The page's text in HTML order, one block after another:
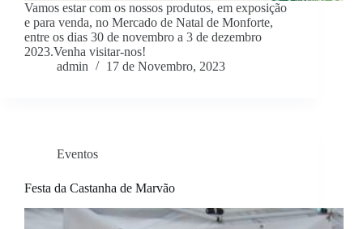
Vamos estar com os nossos produtos, em exposição
e para venda, no Mercado de Natal de Monforte,
entre os dias 30 de novembro a 3 de dezembro
2023.Venha visitar-nos!
admin
17 de Novembro, 2023
Eventos
Festa da Castanha de Marvão